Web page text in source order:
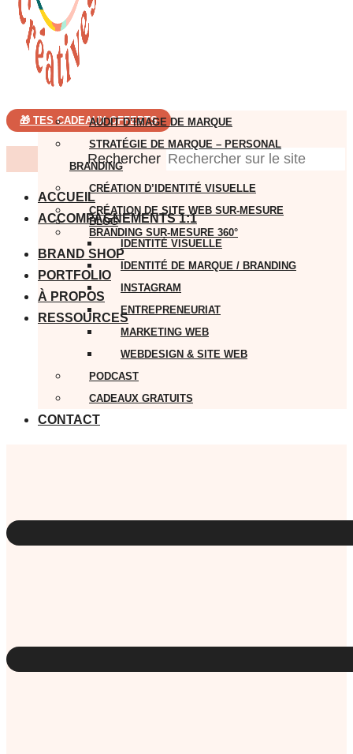
🎁 TES CADEAUX OFFERTS
Rechercher
ACCUEIL
ACCOMPAGNEMENTS 1:1
AUDIT D’IMAGE DE MARQUE
STRATÉGIE DE MARQUE – PERSONAL
BRANDING
CRÉATION D’IDENTITÉ VISUELLE
CRÉATION DE SITE WEB SUR-MESURE
BRANDING SUR-MESURE 360°
BRAND SHOP
PORTFOLIO
À PROPOS
RESSOURCES
BLOG
IDENTITÉ VISUELLE
IDENTITÉ DE MARQUE / BRANDING
INSTAGRAM
ENTREPRENEURIAT
MARKETING WEB
WEBDESIGN & SITE WEB
PODCAST
CADEAUX GRATUITS
CONTACT